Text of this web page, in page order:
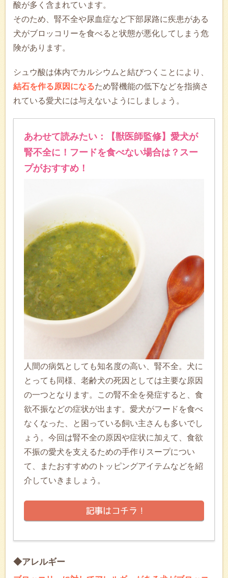
酸が多く含まれています。
そのため、腎不全や尿血症など下部尿路に疾患がある
犬がブロッコリーを食べると状態が悪化してしまう危
険があります。
シュウ酸は体内でカルシウムと結びつくことにより、
結石を作る原因になるため腎機能の低下などを指摘さ
れている愛犬には与えないようにしましょう。
あわせて読みたい：【獣医師監修】愛犬が
腎不全に！フードを食べない場合は？スー
プがおすすめ！
人間の病気としても知名度の高い、腎不全。犬に
とっても同様、老齢犬の死因としては主要な原因
の一つとなります。この腎不全を発症すると、食
欲不振などの症状が出ます。愛犬がフードを食べ
なくなった、と困っている飼い主さんも多いでし
ょう。今回は腎不全の原因や症状に加えて、食欲
不振の愛犬を支えるための手作りスープについ
て、またおすすめのトッピングアイテムなどを紹
介していきましょう。
◆アレルギー